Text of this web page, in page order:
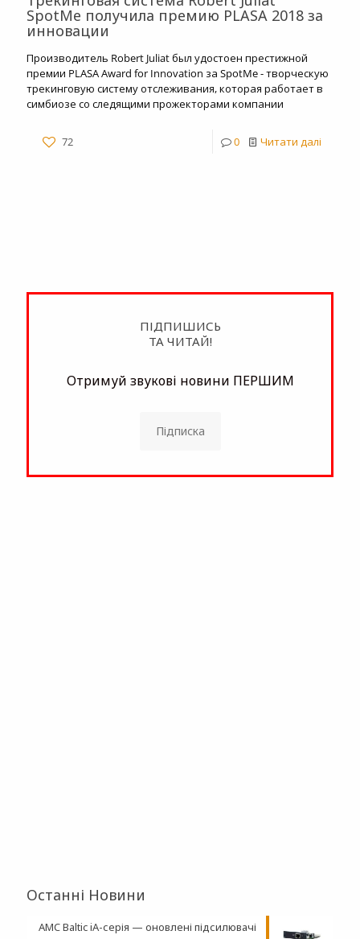
SpotMe получила премию PLASA 2018 за
инновации
Производитель Robert Juliat был удостоен престижной
премии PLASA Award for Innovation за SpotMe - творческую
трекинговую систему отслеживания, которая работает в
симбиозе со следящими прожекторами компании
72 0 Читати далі
ПІДПИШИСЬ
ТА ЧИТАЙ!
Отримуй звукові новини ПЕРШИМ
Підписка
Останні Новини
AMC Baltic iA-серія — оновлені підсилювачі